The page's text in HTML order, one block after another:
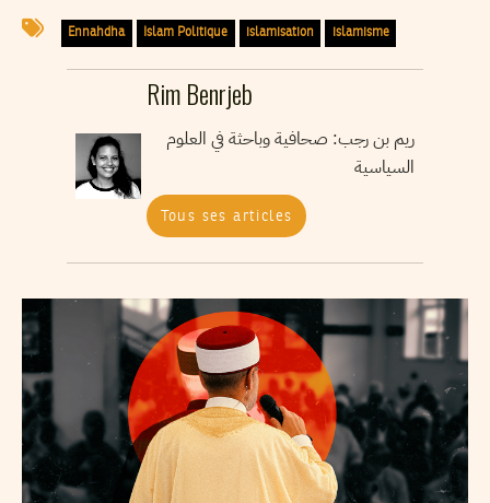
Ennahdha Islam Politique islamisation islamisme
Rim Benrjeb
ريم بن رجب: صحافية وباحثة في العلوم
السياسية
Tous ses articles